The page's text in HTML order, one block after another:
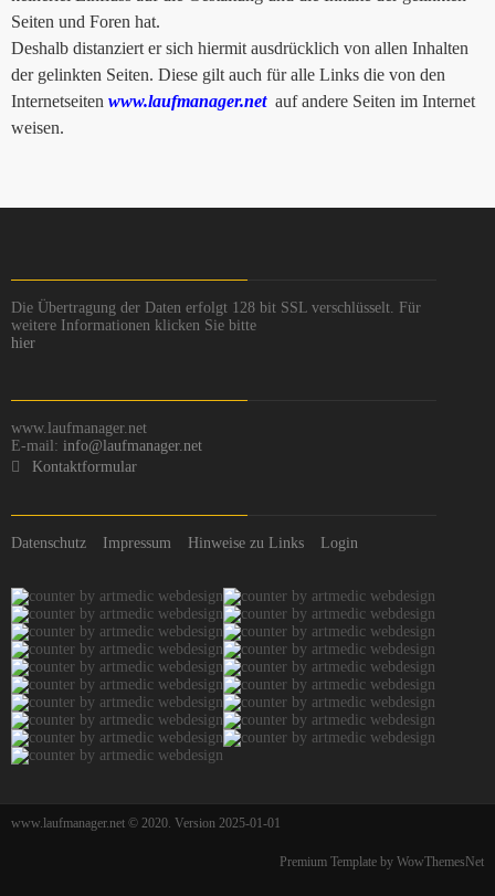
Seiten und Foren hat.
Deshalb distanziert er sich hiermit ausdrücklich von allen Inhalten
der gelinkten Seiten. Diese gilt auch für alle Links die von den
Internetseiten www.laufmanager.net auf andere Seiten im Internet
weisen.
Die Übertragung der Daten erfolgt 128 bit SSL verschlüsselt. Für
weitere Informationen klicken Sie bitte
hier
www.laufmanager.net
E-mail: info@laufmanager.net
Kontaktformular
Datenschutz Impressum Hinweise zu Links Login
www.laufmanager.net © 2020. Version 2025-01-01
Premium Template by WowThemesNet